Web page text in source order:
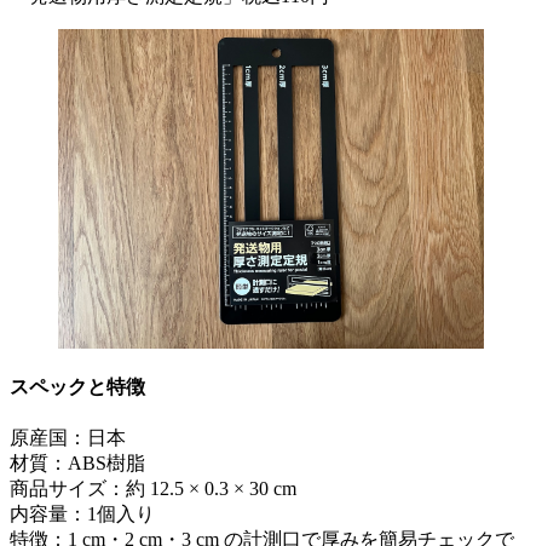
原産国：日本
材質：ABS樹脂
商品サイズ：約 12.5 × 0.3 × 30 cm
内容量：1個入り